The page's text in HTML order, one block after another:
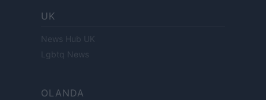
UK
News Hub UK
Lgbtq News
OLANDA